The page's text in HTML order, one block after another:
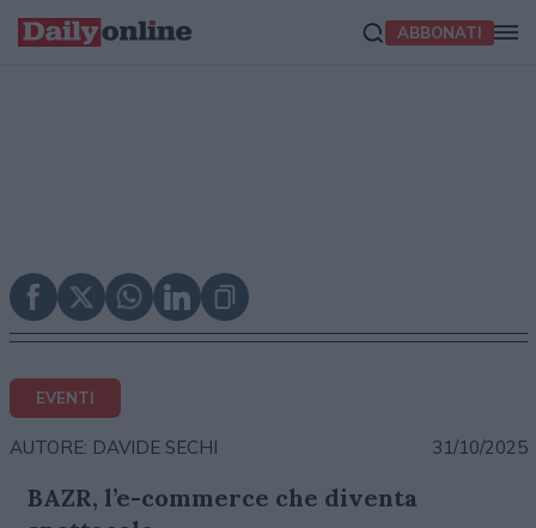
ABBONATI
EVENTI
AUTORE: DAVIDE SECHI 31/10/2025
BAZR, l’e-commerce che diventa